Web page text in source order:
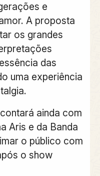
e
A proposta
os grandes
das
uma experiência
ainda com
Aris e da Banda
o público com
o show